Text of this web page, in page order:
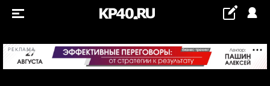
РЕКЛАМА +18...+19 °С